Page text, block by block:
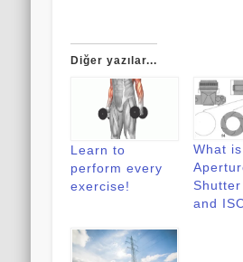
Diğer yazılar...
Learn to
perform every
exercise!
What is
and